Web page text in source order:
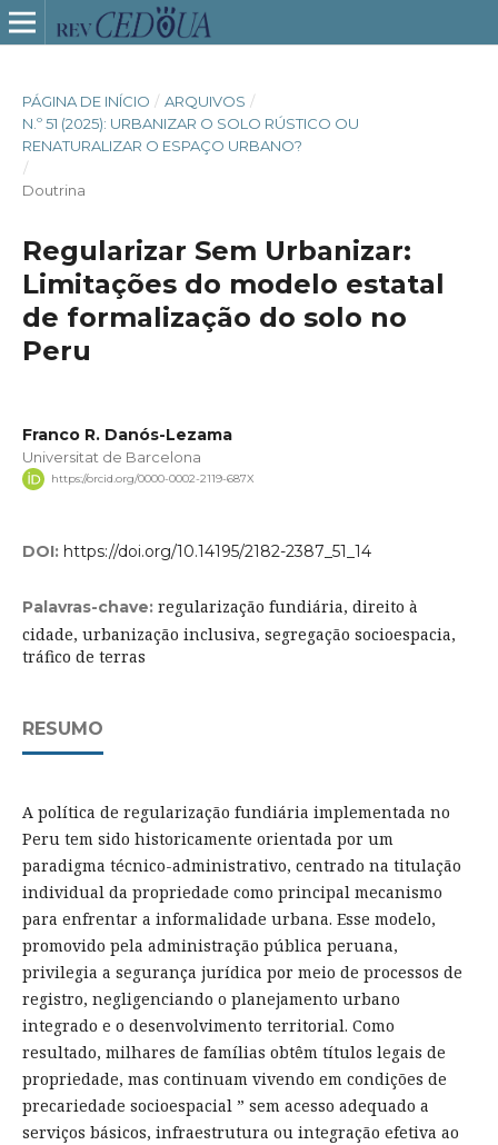
PÁGINA DE INÍCIO / ARQUIVOS /
N.º 51 (2025): URBANIZAR O SOLO RÚSTICO OU
RENATURALIZAR O ESPAÇO URBANO?
/
Doutrina
Regularizar Sem Urbanizar:
Limitações do modelo estatal
de formalização do solo no
Peru
Franco R. Danós-Lezama
Universitat de Barcelona
https://orcid.org/0000-0002-2119-687X
DOI: https://doi.org/10.14195/2182-2387_51_14
Palavras-chave: regularização fundiária, direito à
cidade, urbanização inclusiva, segregação socioespacia,
tráfico de terras
RESUMO
A política de regularização fundiária implementada no
Peru tem sido historicamente orientada por um
paradigma técnico-administrativo, centrado na titulação
individual da propriedade como principal mecanismo
para enfrentar a informalidade urbana. Esse modelo,
promovido pela administração pública peruana,
privilegia a segurança jurídica por meio de processos de
registro, negligenciando o planejamento urbano
integrado e o desenvolvimento territorial. Como
resultado, milhares de famílias obtêm títulos legais de
propriedade, mas continuam vivendo em condições de
precariedade socioespacial ” sem acesso adequado a
serviços básicos, infraestrutura ou integração efetiva ao